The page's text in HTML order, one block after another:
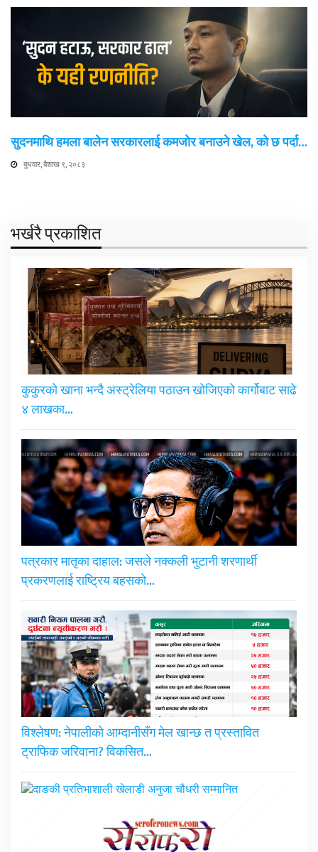
सुदनमाथि हमला बालेन सरकारलाई कमजोर बनाउने खेल, को छ पर्दा…
बुधवार, बैशाख ९, २०८३
भर्खरै प्रकाशित
कुकुरको खाना भन्दै अस्ट्रेलिया पठाउन खोजिएको कार्गोबाट साढे
४ लाखका…
पत्रकार मातृका दाहाल: जसले नक्कली भुटानी शरणार्थी
प्रकरणलाई राष्ट्रिय बहसको…
विश्लेषण: नेपालीको आम्दानीसँग मेल खान्छ त प्रस्तावित
ट्राफिक जरिवाना? विकसित…